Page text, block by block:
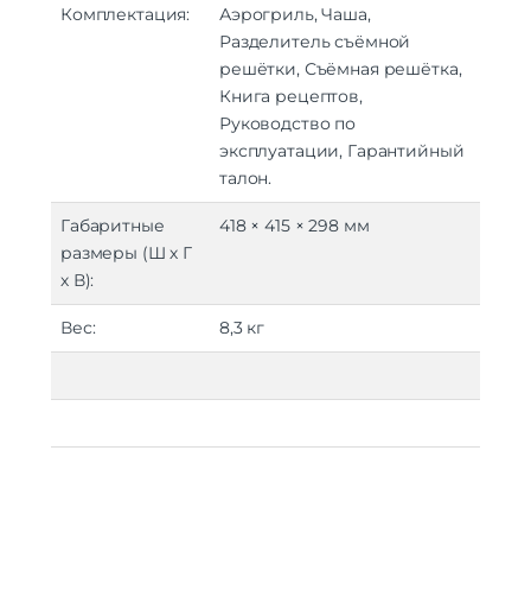
Комплектация:
Аэрогриль, Чаша,
Разделитель съёмной
решётки, Съёмная решётка,
Книга рецептов,
Руководство по
эксплуатации, Гарантийный
талон.
Габаритные
размеры (Ш х Г
х В):
418 × 415 × 298 мм
Вес: 8,3 кг